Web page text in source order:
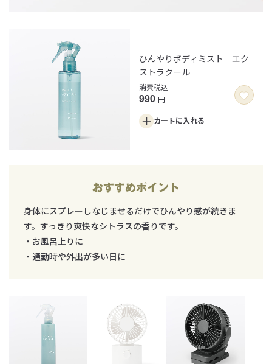
ひんやりボディミスト エク
ストラクール
消費税込
990 円
カートに入れる
おすすめポイント
身体にスプレーしなじませるだけでひんやり感が続きま
す。すっきり爽快なシトラスの香りです。
・お風呂上りに
・通勤時や外出が多い日に